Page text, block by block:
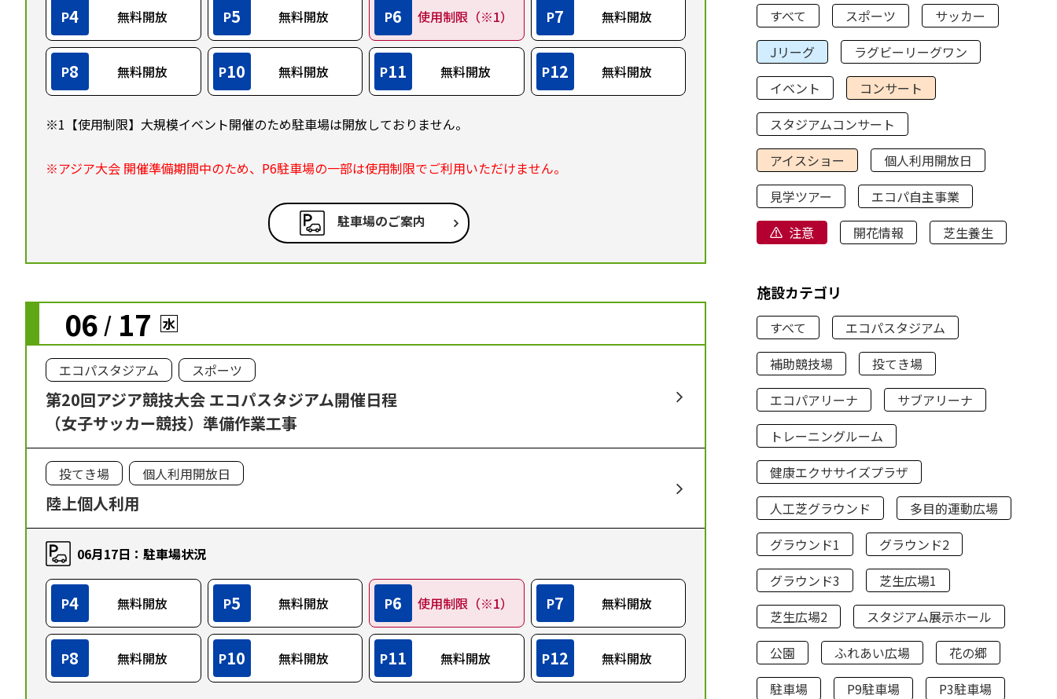
P4 無料開放 P5 無料開放 P6 使用制限（※1） P7 無料開放
P8 無料開放 P10 無料開放 P11 無料開放 P12 無料開放
※1【使用制限】大規模イベント開催のため駐車場は開放しておりません。
※アジア大会 開催準備期間中のため、P6駐車場の一部は使用制限でご利用いただけません。
駐車場のご案内
06 / 17 水
エコパスタジアム スポーツ
第20回アジア競技大会 エコパスタジアム開催日程
（女子サッカー競技）準備作業工事
投てき場 個人利用開放日
陸上個人利用
06月17日：駐車場状況
P4 無料開放 P5 無料開放 P6 使用制限（※1） P7 無料開放
P8 無料開放 P10 無料開放 P11 無料開放 P12 無料開放
すべて スポーツ
サッカー
Jリーグ
ラグビーリーグワン
イベント
コンサート
スタジアムコンサート
アイスショー
個人利用開放日
見学ツアー
エコパ自主事業
注意
開花情報 芝生養生
施設カテゴリ
すべて
エコパスタジアム
補助競技場
投てき場
エコパアリーナ
サブアリーナ
トレーニングルーム
健康エクササイズプラザ
人工芝グラウンド
多目的運動広場
グラウンド1
グラウンド2
グラウンド3
芝生広場1
芝生広場2
スタジアム展示ホール
公園
ふれあい広場
花の郷
駐車場
P9駐車場
P3駐車場